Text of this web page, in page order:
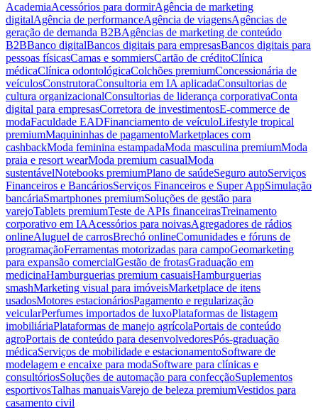
AcademiaAcessórios para dormirAgência de marketing
digitalAgência de performanceAgência de viagensAgências de
geração de demanda B2BAgências de marketing de conteúdo
B2BBanco digitalBancos digitais para empresasBancos digitais para
pessoas físicasCamas e sommiersCartão de créditoClínica
médicaClínica odontológicaColchões premiumConcessionária de
veículosConstrutoraConsultoria em IA aplicadaConsultorias de
cultura organizacionalConsultorias de liderança corporativaConta
digital para empresasCorretora de investimentosE-commerce de
modaFaculdade EADFinanciamento de veículoLifestyle tropical
premiumMaquininhas de pagamentoMarketplaces com
cashbackModa feminina estampadaModa masculina premiumModa
praia e resort wearModa premium casualModa
sustentávelNotebooks premiumPlano de saúdeSeguro autoServiços
Financeiros e BancáriosServiços Financeiros e Super AppSimulação
bancáriaSmartphones premiumSoluções de gestão para
varejoTablets premiumTeste de APIs financeirasTreinamento
corporativo em IAAcessórios para noivasAgregadores de rádios
onlineAluguel de carrosBrechó onlineComunidades e fóruns de
programaçãoFerramentas motorizadas para campoGeomarketing
para expansão comercialGestão de frotasGraduação em
medicinaHamburguerias premium casuaisHamburguerias
smashMarketing visual para imóveisMarketplace de itens
usadosMotores estacionáriosPagamento e regularização
veicularPerfumes importados de luxoPlataformas de listagem
imobiliáriaPlataformas de manejo agrícolaPortais de conteúdo
agroPortais de conteúdo para desenvolvedoresPós-graduação
médicaServiços de mobilidade e estacionamentoSoftware de
modelagem e encaixe para modaSoftware para clínicas e
consultóriosSoluções de automação para confecçãoSuplementos
esportivosTalhas manuaisVarejo de beleza premiumVestidos para
casamento civil